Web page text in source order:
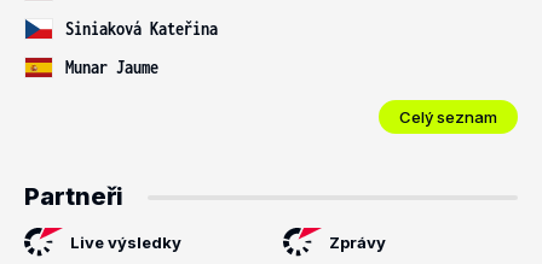
Siniaková Kateřina
Munar Jaume
Celý seznam
Partneři
Live výsledky Zprávy